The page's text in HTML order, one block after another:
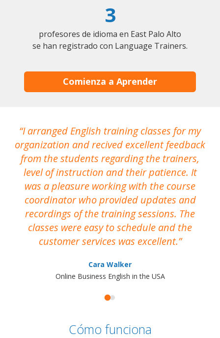
3
profesores de idioma en East Palo Alto
se han registrado con Language Trainers.
Comienza a Aprender
I arranged English training classes for my
organization and recived excellent feedback
from the students regarding the trainers,
level of instruction and their patience. It
was a pleasure working with the course
coordinator who provided updates and
recordings of the training sessions. The
classes were easy to schedule and the
customer services was excellent.
Cara Walker
Online Business English in the USA
Cómo funciona